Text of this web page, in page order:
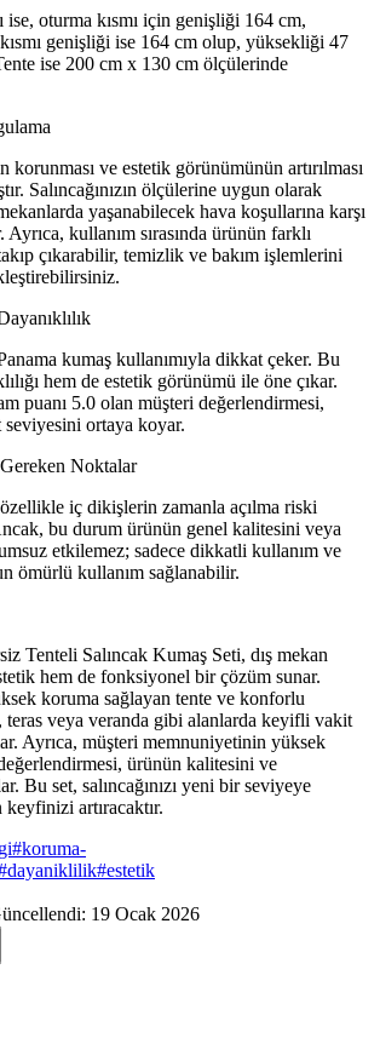
ise, oturma kısmı için genişliği 164 cm,
genişliği ise 164 cm olup, yüksekliği 47
ise 200 cm x 130 cm ölçülerinde
korunması ve estetik görünümünün artırılması
Salıncağınızın ölçülerine uygun olarak
yaşanabilecek hava koşullarına karşı
kullanım sırasında ürünün farklı
çıkarabilir, temizlik ve bakım işlemlerini
kumaş kullanımıyla dikkat çeker. Bu
hem de estetik görünümü ile öne çıkar.
puanı 5.0 olan müşteri değerlendirmesi,
ortaya koyar.
Noktalar
özellikle iç dikişlerin zamanla açılma riski
bu durum ürünün genel kalitesini veya
etkilemez; sadece dikkatli kullanım ve
ömürlü kullanım sağlanabilir.
Tenteli Salıncak Kumaş Seti, dış mekan
hem de fonksiyonel bir çözüm sunar.
koruma sağlayan tente ve konforlu
teras veya veranda gibi alanlarda keyifli vakit
Ayrıca, müşteri memnuniyetinin yüksek
değerlendirmesi, ürünün kalitesini ve
Bu set, salıncağınızı yeni bir seviyeye
keyfinizi artıracaktır.
#koruma-
dayaniklilik#estetik
19 Ocak 2026